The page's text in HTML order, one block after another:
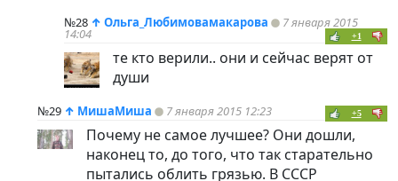
№28 ↑ Ольга_Любимовамакарова 7 января 2015
14:04 +1
те кто верили.. они и сейчас верят от
души
№29 ↑ МишаМиша 7 января 2015 12:23 +5
Почему не самое лучшее? Они дошли,
наконец то, до того, что так старательно
пытались облить грязью. В СССР